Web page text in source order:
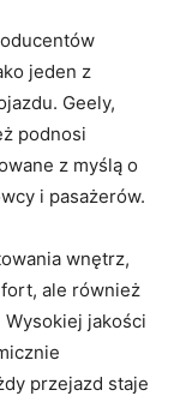
jeden z
Geely,
podnosi‌
z myślą ​o
i pasażerów.
wnętrz,
ale również
jakości
przejazd staje